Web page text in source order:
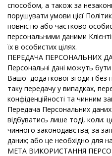
способом, а також за
порушувати умови цієї
повністю або частково
персональними даними
їх в особистих цілях.
ПЕРЕДАЧА ПЕРСОНАЛЬНИХ
Персональні дані можуть
Вашої додаткової згоди і
таку передачу у випадках,
конфіденційності та чинним
Передача Персональних
відбуватись лише тоді, коли:
чинного законодавства; за
даних; або це необхідно для
МЕТА ВИКОРИСТАННЯ